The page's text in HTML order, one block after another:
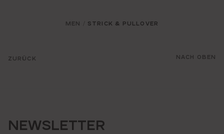
ZURÜCK
MEN STRICK & PULLOVER
NACH OBEN
NEWSLETTER